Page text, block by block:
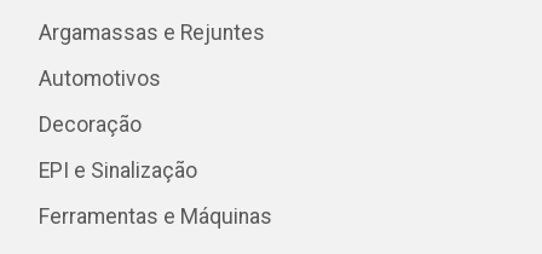
Argamassas e Rejuntes
Automotivos
Decoração
EPI e Sinalização
Ferramentas e Máquinas